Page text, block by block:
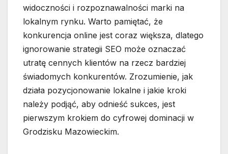
widoczności i rozpoznawalności marki na
lokalnym rynku. Warto pamiętać, że
konkurencja online jest coraz większa, dlatego
ignorowanie strategii SEO może oznaczać
utratę cennych klientów na rzecz bardziej
świadomych konkurentów. Zrozumienie, jak
działa pozycjonowanie lokalne i jakie kroki
należy podjąć, aby odnieść sukces, jest
pierwszym krokiem do cyfrowej dominacji w
Grodzisku Mazowieckim.